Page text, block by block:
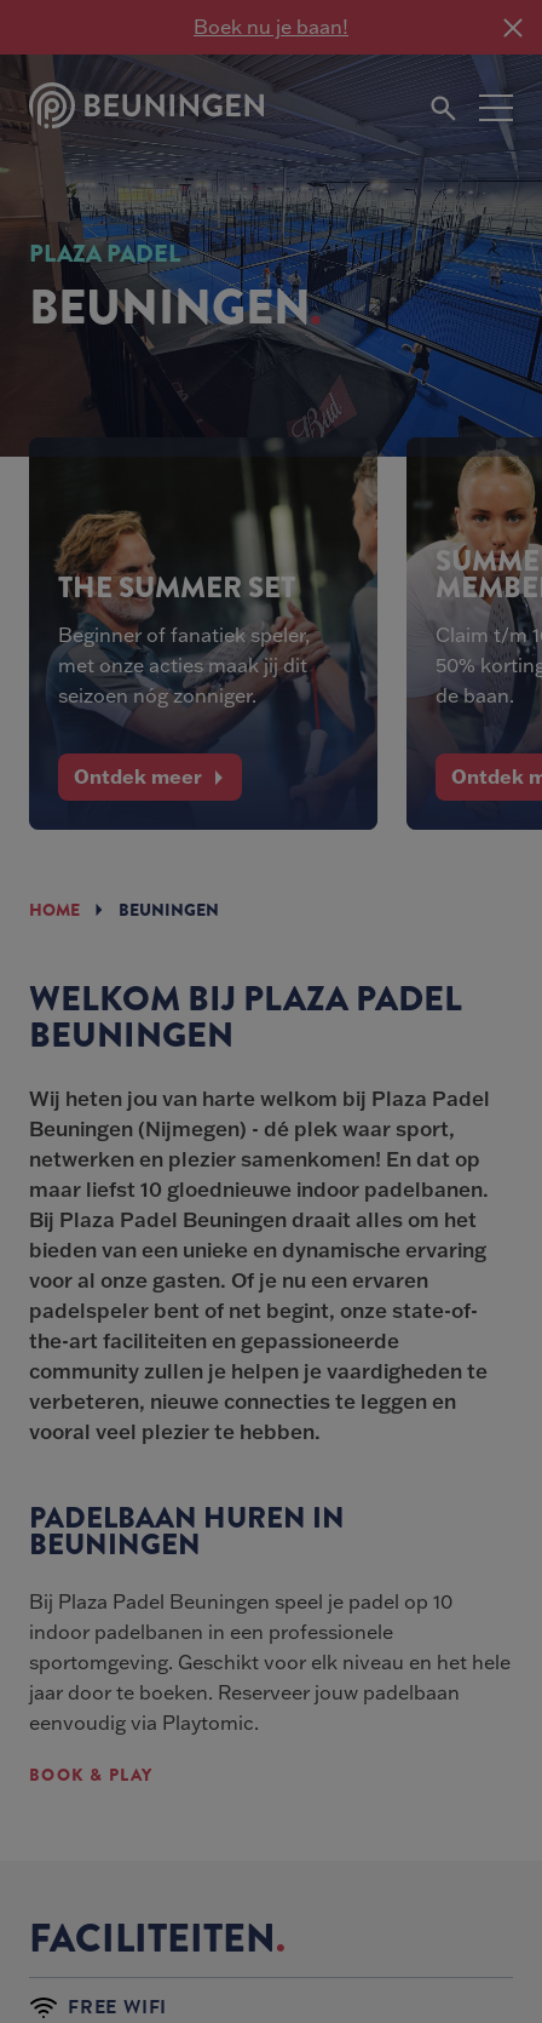
Boek nu je baan!
PLAZA PADEL
BEUNINGEN
THE SUMMER SET
Beginner of fanatiek speler,
met onze acties maak jij dit
seizoen nóg zonniger.
Ontdek meer
Claim t/m
50%
de baan.
Ontdek
HOME BEUNINGEN
WELKOM BIJ PLAZA PADEL
BEUNINGEN
Wij heten jou van harte welkom bij Plaza Padel
Beuningen (Nijmegen) - dé plek waar sport,
netwerken en plezier samenkomen! En dat op
maar liefst 10 gloednieuwe indoor padelbanen.
Bij Plaza Padel Beuningen draait alles om het
bieden van een unieke en dynamische ervaring
voor al onze gasten. Of je nu een ervaren
padelspeler bent of net begint, onze state-of-
the-art faciliteiten en gepassioneerde
community zullen je helpen je vaardigheden te
verbeteren, nieuwe connecties te leggen en
vooral veel plezier te hebben.
PADELBAAN HUREN IN
BEUNINGEN
Bij Plaza Padel Beuningen speel je padel op 10
indoor padelbanen in een professionele
sportomgeving. Geschikt voor elk niveau en het hele
jaar door te boeken. Reserveer jouw padelbaan
eenvoudig via Playtomic.
BOOK & PLAY
FACILITEITEN
FREE WIFI